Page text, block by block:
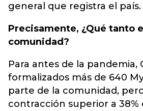
general que registra el país.
Precisamente, ¿Qué tanto
comunidad?
Para antes de la pandemia,
formalizados más de 640
parte de la comunidad,
contracción superior a 38%